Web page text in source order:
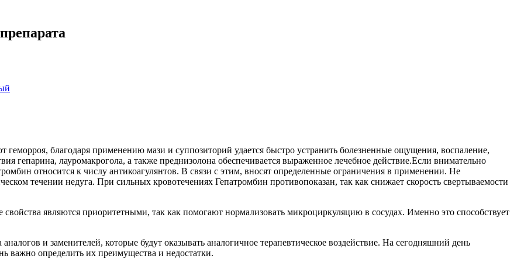
геморроя, благодаря применению мази и суппозиторий удается быстро устранить болезненные ощущения, воспаление,
гепарина, лауромакрогола, а также преднизолона обеспечивается выраженное лечебное действие.Если внимательно
относится к числу антикоагулянтов. В связи с этим, вносят определенные ограничения в применении. Не
течении недуга. При сильных кровотечениях Гепатромбин противопоказан, так как снижает скорость свертываемости
являются приоритетными, так как помогают нормализовать микроциркуляцию в сосудах. Именно это способствует
и заменителей, которые будут оказывать аналогичное терапевтическое воздействие. На сегодняшний день
важно определить их преимущества и недостатки.